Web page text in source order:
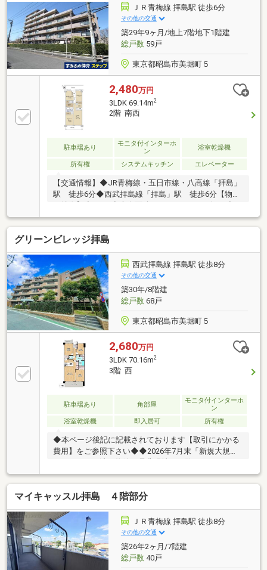
170m)・昭島市立拝島第三小学校 徒歩5分(約340m)・
セブンイレブン拝島駅南口店 徒歩5分(約340m)■ ご希
望の住まい探しをお手伝いします ━━━━━・・・物
件の詳細・ご相談はお気軽にお問い合わせください。
ＪＲ青梅線 拝島駅 徒歩6分
その他の交通
築29年9ヶ月/地上7階地下1階建
総戸数59戸
東京都昭島市美堀町５
2,480万円
3LDK 69.14m2
2階 南西
駐車場あり
モニタ付インターホ
ン
浴室乾燥機
所有権 システムキッチン エレベーター
【交通情報】◆JR青梅線・五日市線・八高線「拝島」
駅 徒歩6分◆西武拝島線「拝島」駅 徒歩6分【物件
階部分◆南西向き◆陽当り良好◆ウォークインクロゼ
ット◆総戸数59戸◆エレベーター◆オートロック
グリーンビレッジ拝島
西武拝島線 拝島駅 徒歩8分
その他の交通
築30年/8階建
総戸数68戸
東京都昭島市美堀町５
2,680万円
3LDK 70.16m2
3階 西
駐車場あり 角部屋
モニタ付インターホ
ン
浴室乾燥機
即入居可 所有権
◆本ページ後記に記載されております【取引にかかる
費用】をご参照下さい◆◆2026年7月末「新規大規模
せ！◆平成築分譲マンションの４階「角部屋」◆間取
りは2面バルコニーの３LDK！◆眺望良好で遠くまで見
渡せます！◆安心のオートロック付！◆嬉しい宅配ボ
ックス付！◆閑静な住宅街の為、生活しやすい環境！
◆駅までフラットな地形です！◆玄関にポーチとアル
コーブがあるのが嬉しいポイント！◆スーパー、コン
ビニ、総合病院、 昭和温泉「湯楽の里」等徒歩圏内！
◆お休みの日は近隣の「エコパーク」にてリフレッシ
ュ！
マイキャッスル拝島 ４階部分
ＪＲ青梅線 拝島駅 徒歩8分
その他の交通
築26年2ヶ月/7階建
総戸数40戸